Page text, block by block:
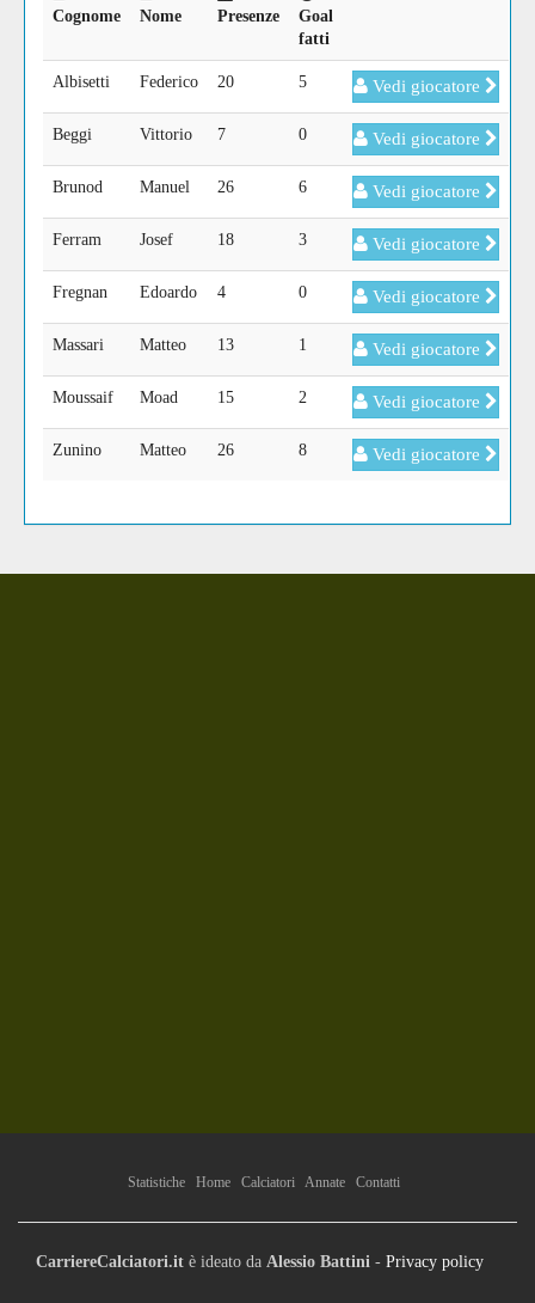
Cognome Nome Presenze
Goal
fatti
Albisetti Federico 20 5 Vedi giocatore
Beggi Vittorio 7 0 Vedi giocatore
Brunod Manuel 26 6 Vedi giocatore
Ferram Josef 18 3 Vedi giocatore
Fregnan Edoardo 4 0 Vedi giocatore
Massari Matteo 13 1 Vedi giocatore
Moussaif Moad 15 2 Vedi giocatore
Zunino Matteo 26 8 Vedi giocatore
Statistiche Home Calciatori Annate Contatti
CarriereCalciatori.it è ideato da Alessio Battini - Privacy policy